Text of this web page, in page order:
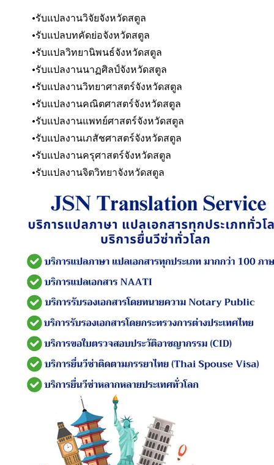
รับแปลงานวิจัยจังหวัดสตูล
รับแปลบทคัดย่อจังหวัดสตูล
รับแปลวิทยานิพนธ์จังหวัดสตูล
รับแปลงานนาฏศิลป์จังหวัดสตูล
รับแปลงานวิทยาศาสตร์จังหวัดสตูล
รับแปลงานคณิตศาสตร์จังหวัดสตูล
รับแปลงานแพทย์ศาสตร์จังหวัดสตูล
รับแปลงานเภสัชศาสตร์จังหวัดสตูล
รับแปลงานครุศาสตร์จังหวัดสตูล
รับแปลงานจิตวิทยาจังหวัดสตูล